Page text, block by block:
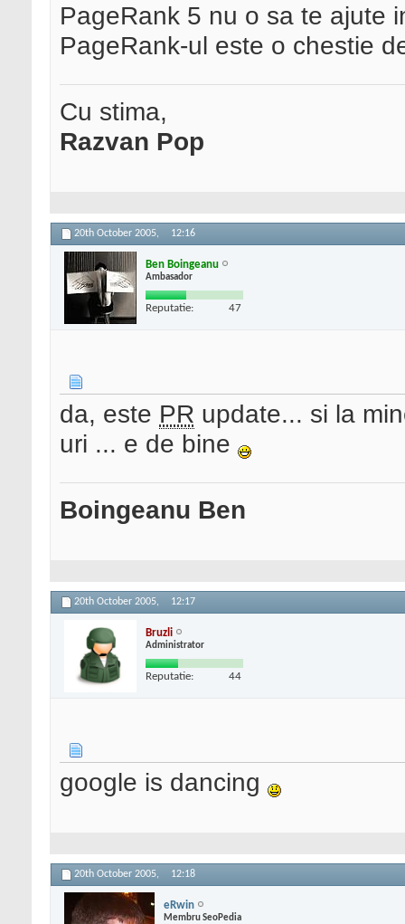
PageRank 5 nu o sa te ajute
PageRank-ul este o chestie
Cu stima,
Razvan Pop
20th October 2005, 12:16
Ben Boingeanu
Ambasador
Reputatie: 47
da, este PR update... si la
uri ... e de bine
Boingeanu Ben
20th October 2005, 12:17
Bruzli
Administrator
Reputatie: 44
google is dancing
20th October 2005, 12:18
eRwin
Membru SeoPedia